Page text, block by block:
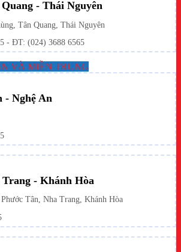
- Thái Nguyên
Tân Quang, Thái Nguyên
- ĐT: (024) 3688 6565
VÀ MIỀN TRUNG
- Nghệ An
Trang - Khánh Hòa
Tân, Nha Trang, Khánh Hòa